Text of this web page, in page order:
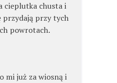
cieplutka chusta i
przydają przy tych
powrotach.
mi już za wiosną i